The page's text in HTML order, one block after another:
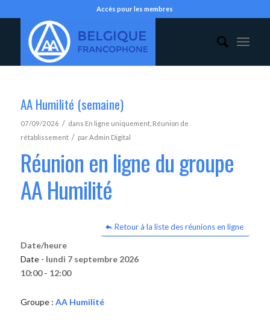
Accès pour les membres
AA Humilité (semaine)
07/09/2026 / dans En ligne uniquement, Réunion de
rétablissement / parAdmin Digital
Réunion en ligne du groupe
AA Humilité
Retour à la liste des réunions en ligne
Date/heure
Date - lundi 7 septembre 2026
10:00 - 12:00
Groupe : AA Humilité